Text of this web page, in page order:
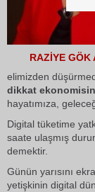
RAZİYE GÖK
elimizden
dikkat
hayatımıza,
Digital tüketime
saate ulaşmış
demektir.
Günün yarısını
yetişkinin digital